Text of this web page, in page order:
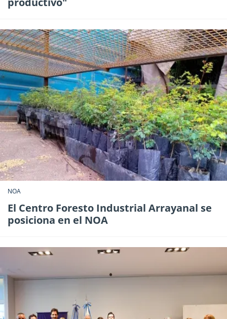
NOA
El Centro Foresto Industrial Arrayanal se
posiciona en el NOA